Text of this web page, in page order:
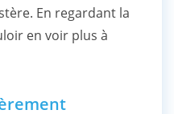
En regardant la
en voir plus à